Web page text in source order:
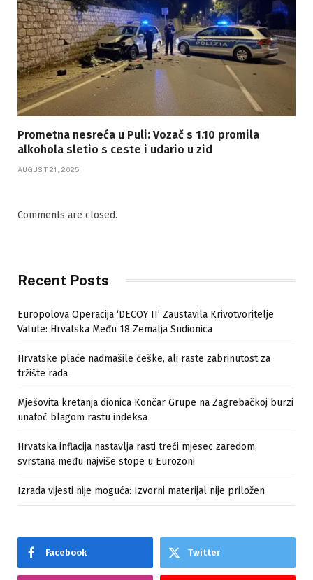
Prometna nesreća u Puli: Vozač s 1.10 promila
alkohola sletio s ceste i udario u zid
AUGUST 21, 2025
Comments are closed.
Recent Posts
Europolova Operacija ‘DECOY II’ Zaustavila Krivotvoritelje
Valute: Hrvatska Među 18 Zemalja Sudionica
Hrvatske plaće nadmašile češke, ali raste zabrinutost za
tržište rada
Mješovita kretanja dionica Končar Grupe na Zagrebačkoj burzi
unatoč blagom rastu indeksa
Hrvatska inflacija nastavlja rasti treći mjesec zaredom,
svrstana među najviše stope u Eurozoni
Izrada vijesti nije moguća: Izvorni materijal nije priložen
Facebook Twitter